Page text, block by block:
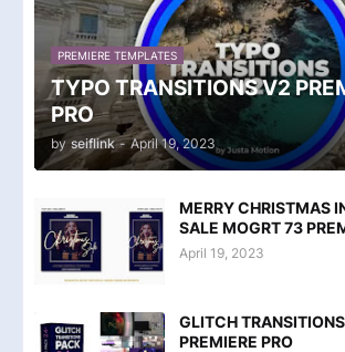
PREMIERE TEMPLATES
TYPO TRANSITIONS V2
PRO
by seiflink - April 19, 2023
MERRY CHRISTMAS
SALE MOGRT 73
April 19, 2023
GLITCH
PREMIERE PRO